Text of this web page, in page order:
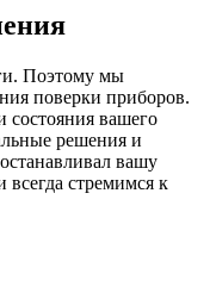
Поэтому мы
поверки приборов.
состояния вашего
решения и
вашу
стремимся к